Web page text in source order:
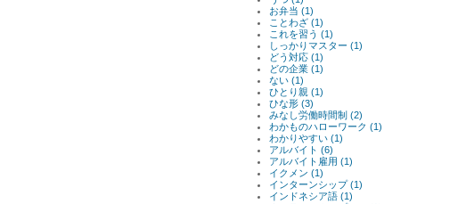
お弁当 (1)
ことわざ (1)
これを習う (1)
しっかりマスター (1)
どう対応 (1)
どの企業 (1)
ない (1)
ひとり親 (1)
ひな形 (3)
みなし労働時間制 (2)
わかものハローワーク (1)
わかりやすい (1)
アルバイト (6)
アルバイト雇用 (1)
イクメン (1)
インターンシップ (1)
インドネシア語 (1)